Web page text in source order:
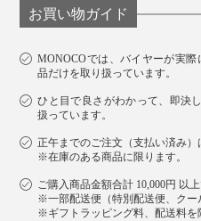
お買い物ガイド
MONOCOでは、バイヤーが実
品だけを取り扱っています。
ひと目で良さがわかって、即決
扱っています。
正午までのご注文（支払い済み）
※在庫のある商品に限ります。
ご購入商品金額合計 10,000円 以
※一部配送便（特別配送便、クー
※ギフトラッピング料、配送料を